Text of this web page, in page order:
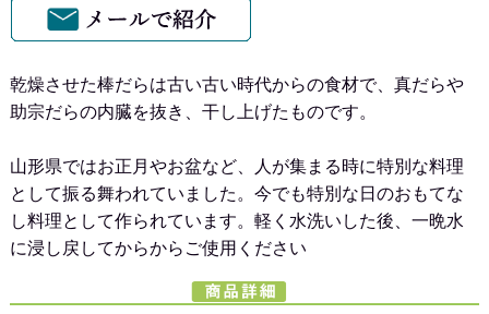
乾燥させた棒だらは古い古い時代からの食材で、真だらや
助宗だらの内臓を抜き、干し上げたものです。
山形県ではお正月やお盆など、人が集まる時に特別な料理
として振る舞われていました。今でも特別な日のおもてな
し料理として作られています。軽く水洗いした後、一晩水
に浸し戻してからからご使用ください